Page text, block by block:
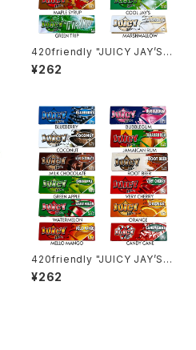
420friendly "JUICY JAY’S"
フレーバーペーパー（1¼サイズ
／ 32枚入り）
¥262
420friendly "JUICY JAY’S"
フレーバーペーパー（1¼サイズ
／ 32枚入り）
¥262